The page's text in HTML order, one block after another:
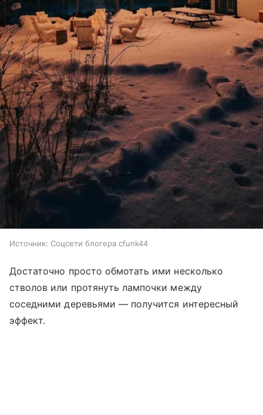
Источник: Соцсети блогера cfunk44
Достаточно просто обмотать ими несколько
стволов или протянуть лампочки между
соседними деревьями — получится интересный
эффект.